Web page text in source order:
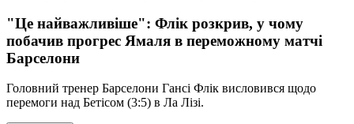
"Це найважливіше": Флік розкрив, у чому
побачив прогрес Ямаля в переможному матчі
Барселони
Головний тренер Барселони Гансі Флік висловився щодо
перемоги над Бетісом (3:5) в Ла Лізі.